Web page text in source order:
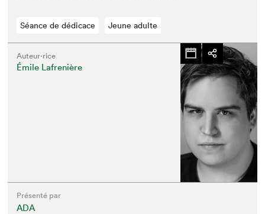
Séance de dédicace Jeune adulte
Auteur·rice
Émile Lafrenière
Présenté par
ADA